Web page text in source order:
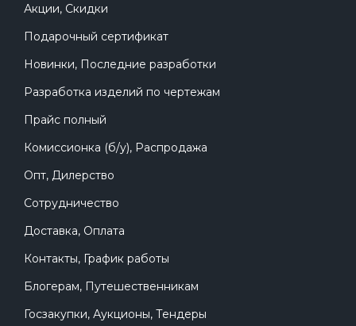
Акции, Скидки
Подарочный сертификат
Новинки, Последние разработки
Разработка изделий по чертежам
Прайс полный
Комиссионка (б/у), Распродажа
Опт, Дилерство
Сотрудничество
Доставка, Оплата
Контакты, График работы
Блогерам, Путешественникам
Госзакупки, Аукционы, Тендеры